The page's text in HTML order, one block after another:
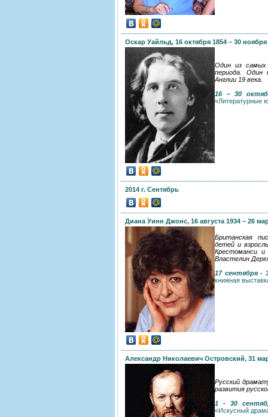
Оскар Уайльд, 16 октября 1854 – 30 ноября
Один из самых
периода. Один
Англии 19 века.
16 – 30
«Литературные
2014 г. Сентябрь
Диана Уинн Джонс, 16 августа 1934 – 26
Британская
детей и
Крестоманси
Властелин
17 сентября -
книжная
Александр Николаевич Островский, 31
Русский
развития
1 - 30
«Искусный